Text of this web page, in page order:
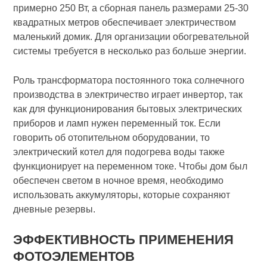
примерно 250 Вт, а сборная панель размерами 25-30
квадратных метров обеспечивает электричеством
маленький домик. Для организации обогревательной
системы требуется в несколько раз больше энергии.
Роль трансформатора постоянного тока солнечного
производства в электричество играет инвертор, так
как для функционирования бытовых электрических
приборов и ламп нужен переменный ток. Если
говорить об отопительном оборудовании, то
электрический котел для подогрева воды также
функционирует на переменном токе. Чтобы дом был
обеспечен светом в ночное время, необходимо
использовать аккумуляторы, которые сохраняют
дневные резервы.
ЭФФЕКТИВНОСТЬ ПРИМЕНЕНИЯ
ФОТОЭЛЕМЕНТОВ